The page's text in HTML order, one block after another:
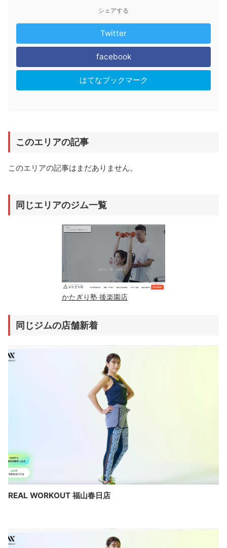
シェアする
Twitter
facebook
はてなブックマーク
このエリアの記事
このエリアの記事はまだありません。
同じエリアのジム一覧
かたぎり塾 後楽園店
同じジムの店舗新着
REAL WORKOUT 福山春日店